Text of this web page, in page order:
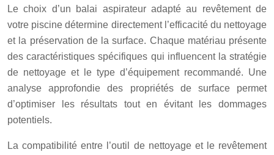
Le choix d’un balai aspirateur adapté au revêtement de
votre piscine détermine directement l’efficacité du nettoyage
et la préservation de la surface. Chaque matériau présente
des caractéristiques spécifiques qui influencent la stratégie
de nettoyage et le type d’équipement recommandé. Une
analyse approfondie des propriétés de surface permet
d’optimiser les résultats tout en évitant les dommages
potentiels.
La compatibilité entre l’outil de nettoyage et le revêtement